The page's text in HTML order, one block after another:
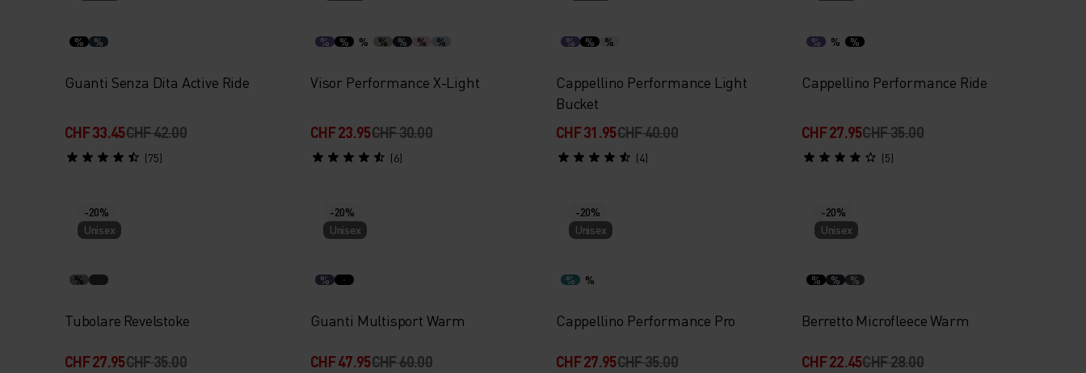
% %
Guanti Senza Dita Active Ride
CHF 33.45CHF 42.00
(75)
% % % % % % %
Visor Performance X-Light
CHF 23.95CHF 30.00
(6)
% % %
Cappellino Performance Light
Bucket
CHF 31.95CHF 40.00
(4)
% % %
Cappellino Performance Ride
CHF 27.95CHF 35.00
(5)
-20%
Unisex
%
Tubolare Revelstoke
CHF 27.95CHF 35.00
-20%
Unisex
%
Guanti Multisport Warm
CHF 47.95CHF 60.00
-20%
Unisex
% %
Cappellino Performance Pro
CHF 27.95CHF 35.00
-20%
Unisex
% % %
Berretto Microfleece Warm
CHF 22.45CHF 28.00